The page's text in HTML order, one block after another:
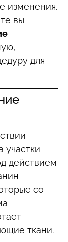
изменения.
вы
для
участки
действием
со
ткани.